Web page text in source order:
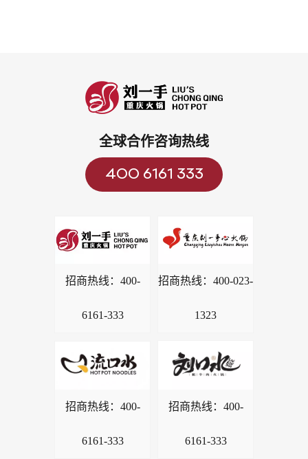
全球合作咨询热线
400 6161 333
招商热线： 400-
6161-333
招商热线： 400-023-
1323
招商热线： 400-
6161-333
招商热线： 400-
6161-333